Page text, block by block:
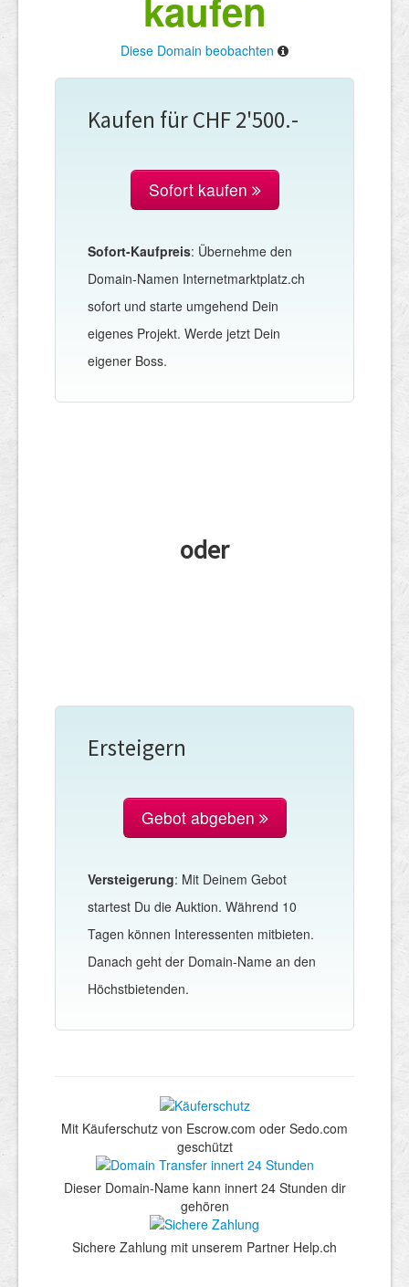
Diese Domain beobachten
Kaufen für CHF 2'500.-
Sofort kaufen
Sofort-Kaufpreis: Übernehme den
Domain-Namen Internetmarktplatz.ch
sofort und starte umgehend Dein
eigenes Projekt. Werde jetzt Dein
eigener Boss.
oder
Ersteigern
Gebot abgeben
Versteigerung: Mit Deinem Gebot
startest Du die Auktion. Während 10
Tagen können Interessenten mitbieten.
Danach geht der Domain-Name an den
Höchstbietenden.
Mit Käuferschutz von Escrow.com oder Sedo.com
geschützt
Dieser Domain-Name kann innert 24 Stunden dir
gehören
Sichere Zahlung mit unserem Partner Help.ch